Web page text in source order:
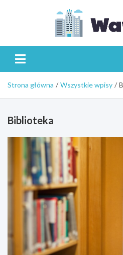
Strona główna Wszystkie wpisy
Biblioteka